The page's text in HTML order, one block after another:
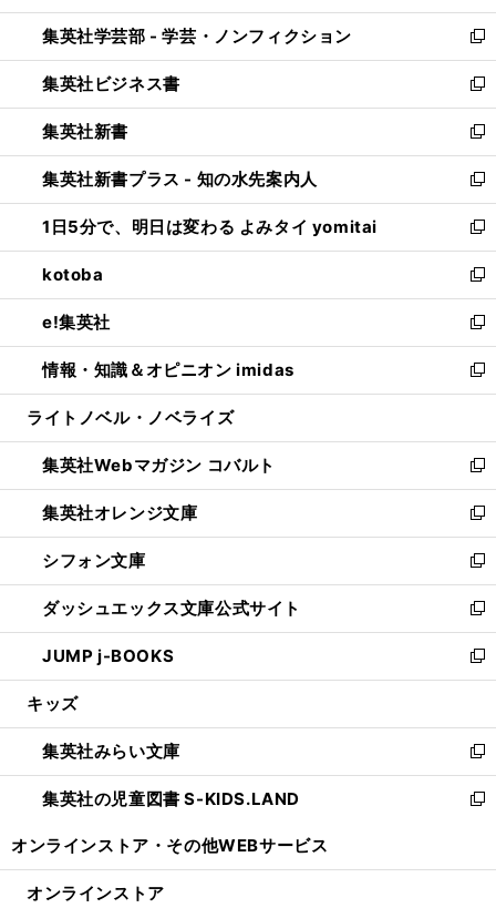
開
く
ウ
で
開
く
ン
ド
ウ
で
開
く
ウ
ィ
ン
ド
ウ
で
開
く
集英社学芸部 - 学芸・ノンフィクション
新
し
い
ウ
ィ
ン
ド
ウ
で
開
く
集英社ビジネス書
新
し
い
ウ
ィ
ン
ド
ウ
で
開
く
集英社新書
新
し
い
ウ
ィ
ン
ド
ウ
で
開
く
集英社新書プラス - 知の水先案内人
新
し
い
ウ
ィ
ン
ド
ウ
で
開
1日5分で、明日は変わる よみタイ yomitai
新
し
い
ウ
ィ
ン
ド
ウ
開
く
kotoba
新
し
い
ウ
ィ
ン
ウ
で
開
く
e!集英社
新
し
い
ウ
ン
ド
ウ
で
開
く
情報・知識＆オピニオン imidas
新
し
ウ
ィ
ン
ド
ウ
で
開
く
ライトノベル・ノベライズ
集英社Webマガジン コバルト
新
し
い
ウ
ィ
ン
ド
ウ
で
開
集英社オレンジ文庫
新
し
い
ウ
ィ
ン
ド
ウ
開
く
シフォン文庫
新
し
い
ウ
ィ
ン
ウ
で
開
く
ダッシュエックス文庫公式サイト
新
し
い
ウ
ン
ド
ウ
で
JUMP j-BOOKS
新
し
ウ
ィ
ン
ド
開
キッズ
集英社みらい文庫
新
し
い
ン
集英社の児童図書 S-KIDS.LAND
新
ウ
オンラインストア・ その他WEBサービス
オンラインストア